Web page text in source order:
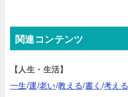
関連コンテンツ
【人生・生活】
一生/運/老い/教える/書く /考える